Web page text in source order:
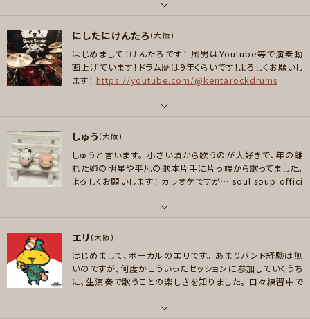
ロック , ハードロック/ヘヴィメタル
プレイヤー参加予定
ギター , ベース
好きなアーティスト
The Lovers
プレイヤー参加予定
メッセージ
にしたにけんたろ (大阪)
はじめまして！けんたろです！ 風男はYoutube等で演奏動
画上げています！ドラム歴は9年くらいです！よろしくお願いし
ます！ https://youtube.com/@kentarockdrums
ドラム
好きなアーティスト
・9mm parabellum bullet ・Ellegarden ・SiM ・Shank ・TOTALFAT ・S
ロック , パンク/メロコア , ハードロック/ヘヴィメタル , スラッシュメタル/デ
スメタル
プレイヤー参加予定
しゅう (大阪)
しゅうと言います。 小さい頃から歌うのが大好きで、年の離
れた姉の明星や平凡の歌本片手に片っ端から歌ってました。
よろしくお願いします！ カラオケですが… soul soup offici
mo/SP/karaokePost/StreamingKrk.do?karaokeCo
bdam.com/app/damtomo/SP/karaokePost/Strea
ボーカル
好きなアーティスト
yama,iri,Vaundy,kroi,nulbarich,藤井風,平井堅,平井大,MISIA,UA,bir
エリ (大阪)
はじめまして、ボーカルのエリです。 あまりバンド経験は無
いのですが、何度かこういったセッションに参加していくうち
に、生演奏で歌うことの楽しさを知りました。 日々練習中で
どうぞよろしくお願い致します。